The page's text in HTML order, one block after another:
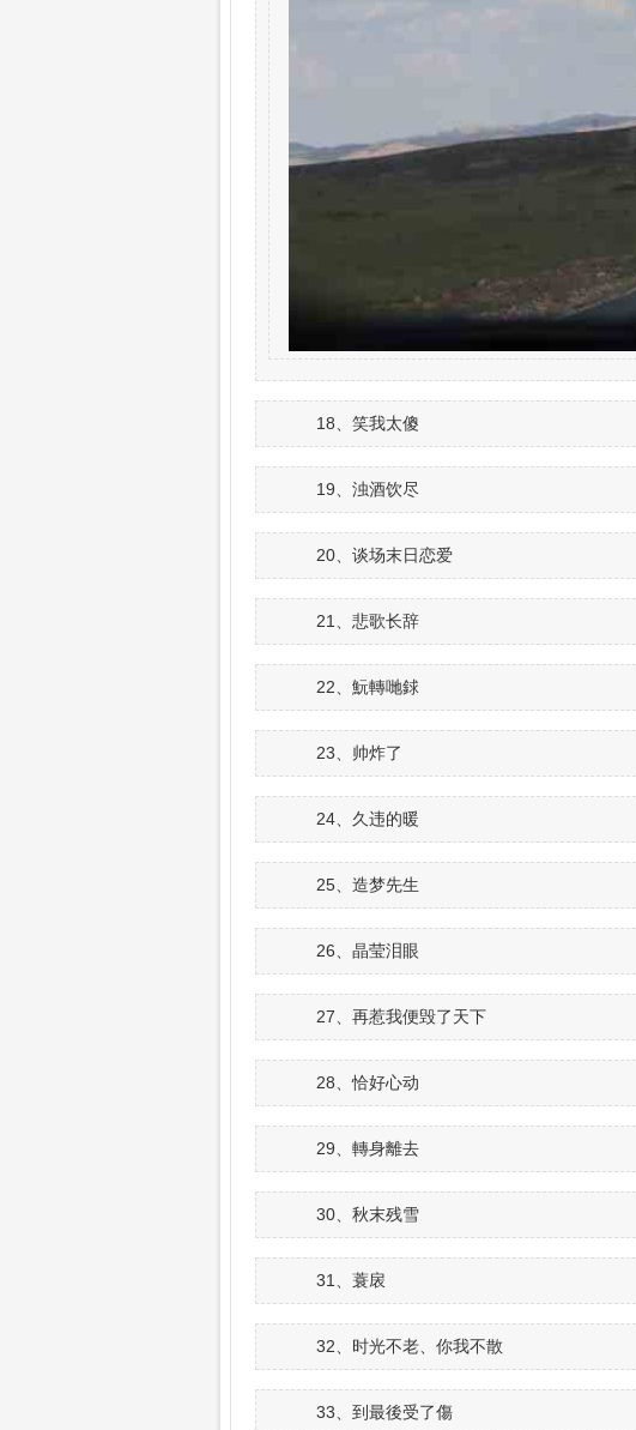
18、笑我太傻
19、浊酒饮尽
20、谈场末日恋爱
21、悲歌长辞
22、魭轉哋銶
23、帅炸了
24、久违的暖
25、造梦先生
26、晶莹泪眼
27、再惹我便毁了天下
28、恰好心动
29、轉身離去
30、秋末残雪
31、蓑扆
32、时光不老、你我不散
33、到最後受了傷